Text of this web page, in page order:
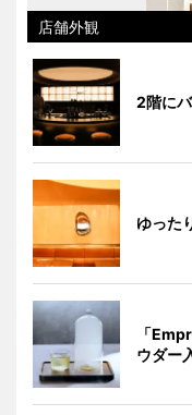
店舗外観
2階に
ゆった
「
ウダー